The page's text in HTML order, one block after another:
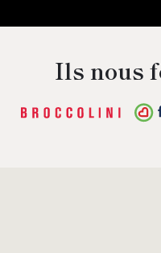
Ils nous